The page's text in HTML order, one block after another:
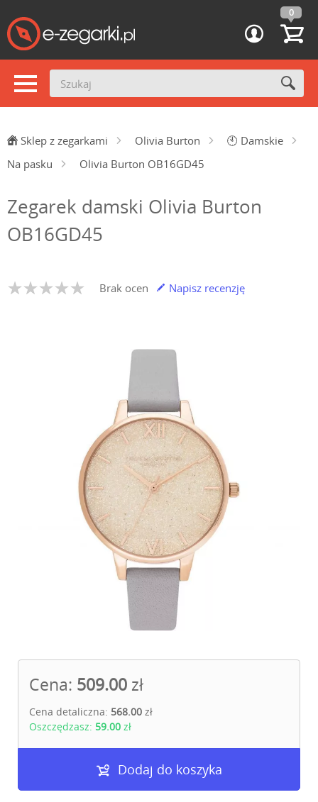
0
Sklep z zegarkami Olivia Burton 🕙 Damskie
Na pasku
Olivia Burton OB16GD45
Zegarek damski Olivia Burton
OB16GD45
Brak ocen Napisz recenzję
Cena: 509.00 zł
Cena detaliczna: 568.00 zł
Oszczędzasz: 59.00 zł
Dodaj do koszyka